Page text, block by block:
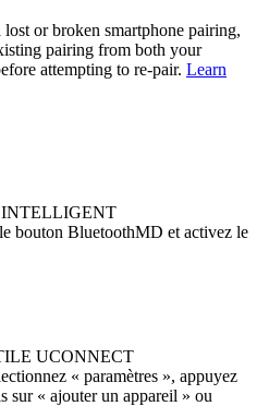
lost or broken smartphone pairing,
pairing from both your
attempting to re-pair. Learn
INTELLIGENT
bouton BluetoothMD et activez le
UCONNECT
« paramètres », appuyez
sur « ajouter un appareil » ou